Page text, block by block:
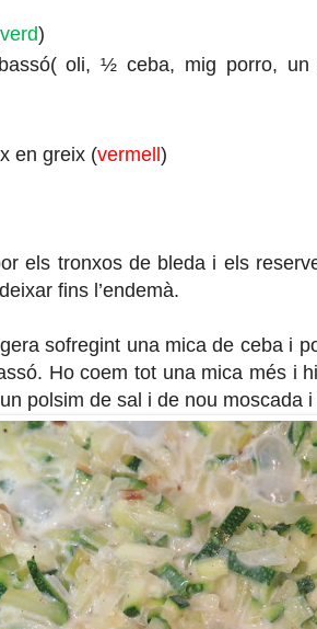
verd)
oli, ½ ceba, mig porro,
en greix (vermell)
els tronxos de bleda i els
fins l’endemà.
sofregint una mica de ceba i
Ho coem tot una mica més i
polsim de sal i de nou moscada